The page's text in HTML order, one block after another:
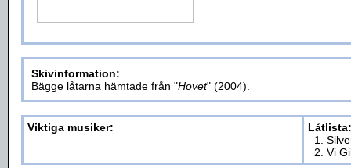
Skivinformation:
Bägge låtarna hämtade från "Hovet" (2004).
Viktiga musiker:
Låtlista:
1.
2. Vi